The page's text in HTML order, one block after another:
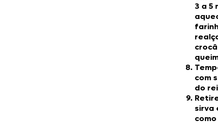
3 a 5
com
do
sirva
como